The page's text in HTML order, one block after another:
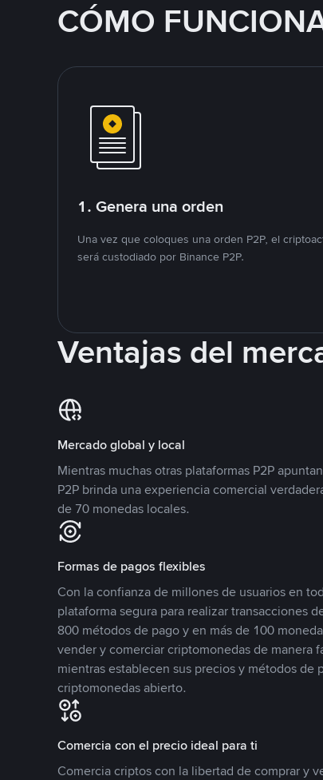
CÓMO
1. Genera una orden
Una vez que coloques una orden P2P, el
será custodiado por Binance P2P.
Ventajas del
Mercado global y local
Mientras muchas otras plataformas P2P
P2P brinda una experiencia comercial
de 70 monedas locales.
Formas de pagos flexibles
Con la confianza de millones de usuarios en
plataforma segura para realizar transacciones
800 métodos de pago y en más de 100
vender y comerciar criptomonedas de manera
mientras establecen sus precios y métodos de
criptomonedas abierto.
Comercia con el precio ideal para ti
Comercia criptos con la libertad de comprar y